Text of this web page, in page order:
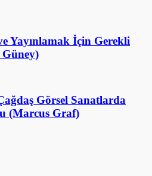
Yayınlamak İçin Gerekli
Görsel Sanatlarda
(Marcus Graf)